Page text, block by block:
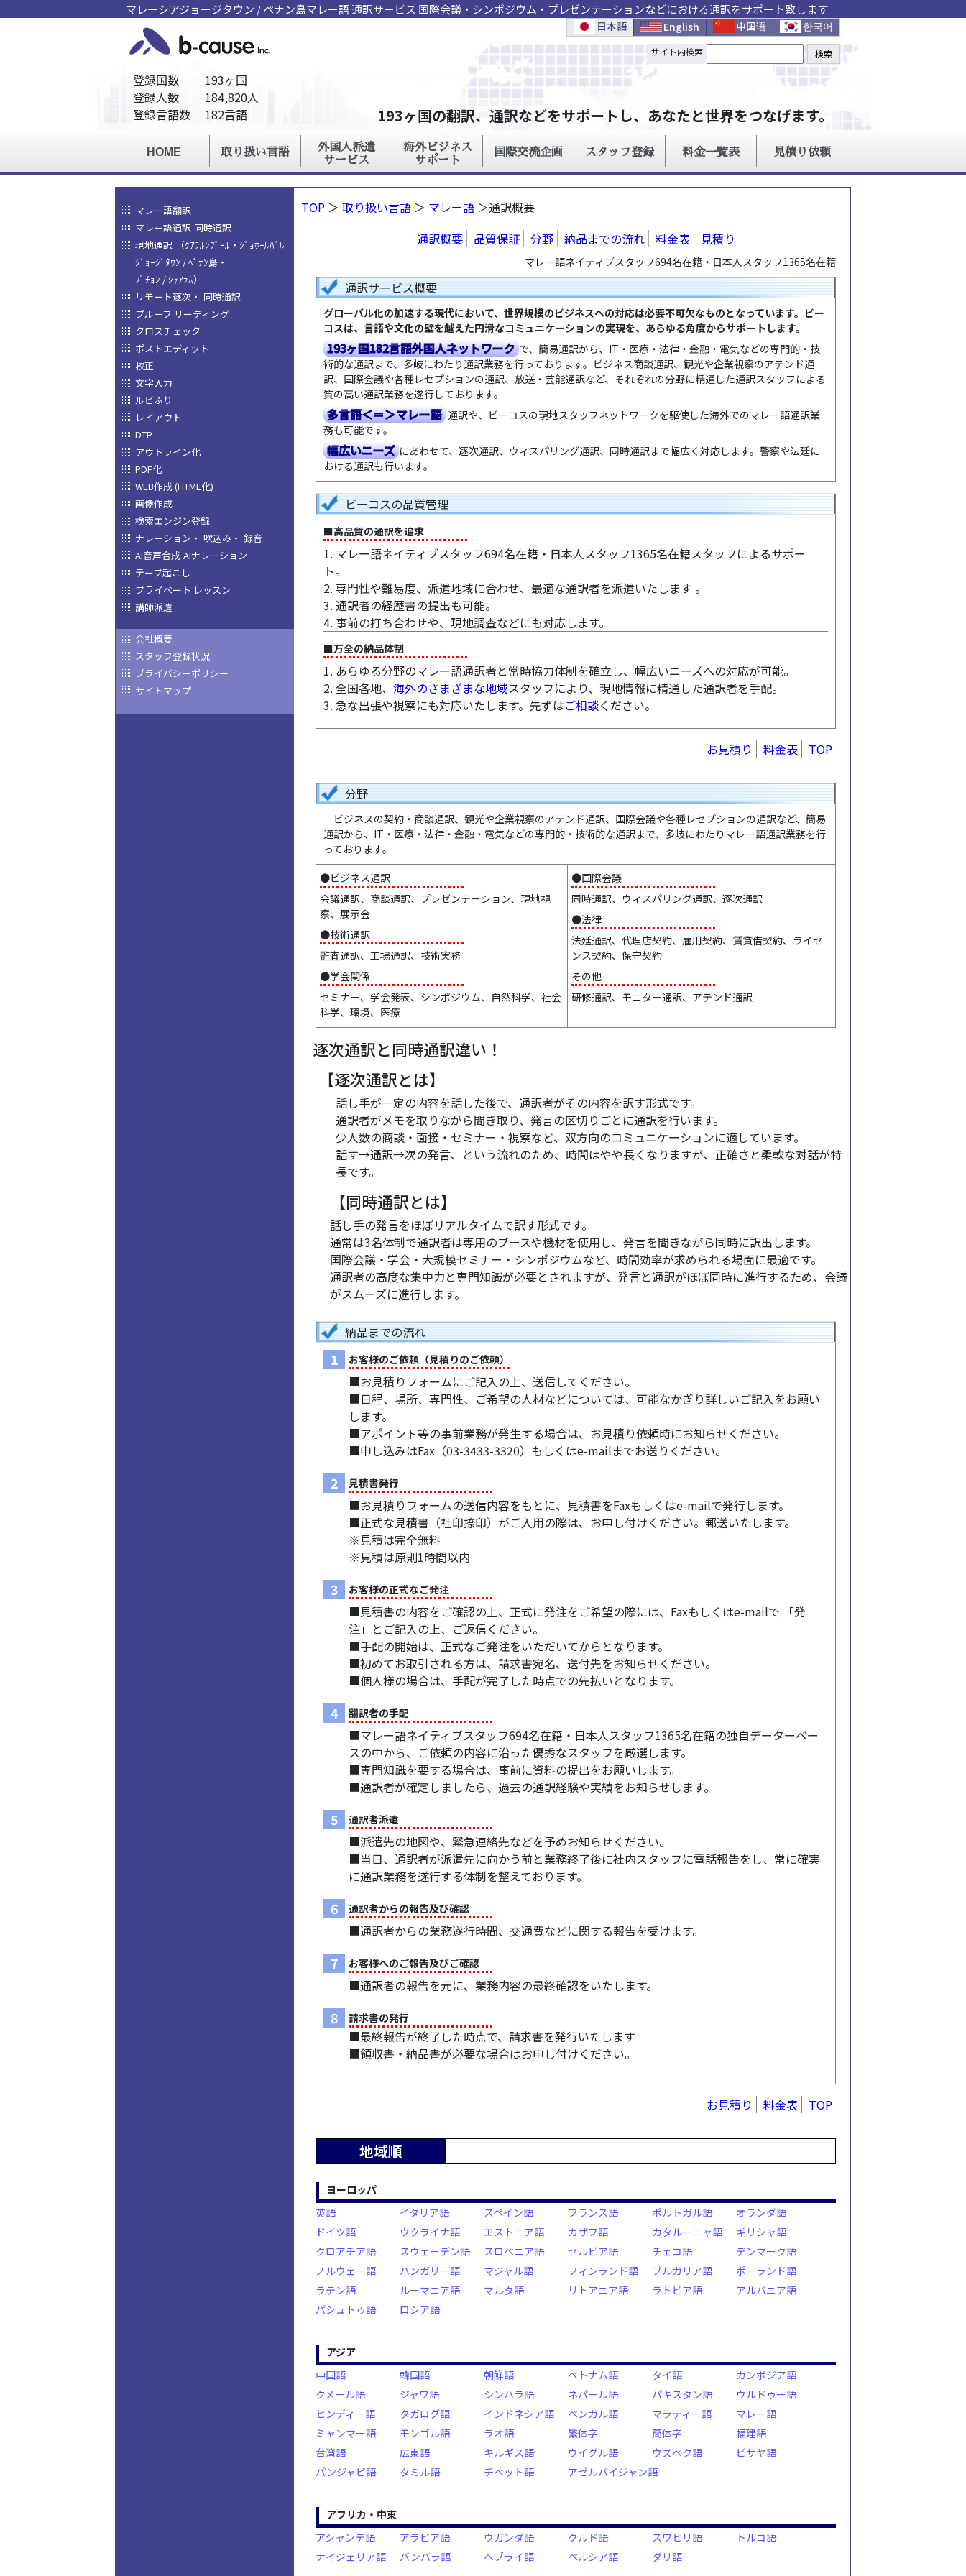
マレーシアジョージタウン / ペナン島マレー語 通訳サービス 国際会議・シンポジウム・プレゼンテーションなどにおける通訳をサポート致します
TOP ＞ 取り扱い言語 ＞ マレー語 ＞通訳概要
通訳概要
品質保証 分野 納品までの流れ 料金表 見積り
マレー語ネイティブスタッフ694名在籍・日本人スタッフ1365名在籍
通訳サービス概要
グローバル化の加速する現代において、世界規模のビジネスへの対応は必要不可欠なものとなっています。ビー
コスは、言語や文化の壁を越えた円滑なコミュニケーションの実現を、あらゆる角度からサポートします。
193ヶ国182言語外国人ネットワーク で、簡易通訳から、IT・医療・法律・金融・電気などの専門的・技
術的な通訳まで、多岐にわたり通訳業務を行っております。ビジネス商談通訳、観光や企業視察のアテンド通
訳、国際会議や各種レセプションの通訳、放送・芸能通訳など、それぞれの分野に精通した通訳スタッフによる
質の高い通訳業務を遂行しております。
多言語＜＝＞マレー語 通訳や、ビーコスの現地スタッフネットワークを駆使した海外でのマレー語通訳業
務も可能です。
幅広いニーズ にあわせて、逐次通訳、ウィスパリング通訳、同時通訳まで幅広く対応します。警察や法廷に
おける通訳も行います。
ビーコスの品質管理
■高品質の通訳を追求
1. マレー語ネイティブスタッフ694名在籍・日本人スタッフ1365名在籍スタッフによるサポー
ト。
2. 専門性や難易度、派遣地域に合わせ、最適な通訳者を派遣いたします 。
3. 通訳者の経歴書の提出も可能。
4. 事前の打ち合わせや、現地調査などにも対応します。
■万全の納品体制
1. あらゆる分野のマレー語通訳者と常時協力体制を確立し、幅広いニーズへの対応が可能。
2. 全国各地、 海外のさまざまな地域スタッフにより、現地情報に精通した通訳者を手配。
3. 急な出張や視察にも対応いたします。先ずはご相談ください。
お見積り 料金表 TOP
分野
ビジネスの契約・商談通訳、観光や企業視察のアテンド通訳、国際会議や各種レセプションの通訳など、簡易
通訳から、IT・医療・法律・金融・電気などの専門的・技術的な通訳まで、多岐にわたりマレー語通訳業務を行
っております。
●ビジネス通訳
会議通訳、商談通訳、プレゼンテーション、現地視
察、展示会
●技術通訳
監査通訳、工場通訳、技術実務
●学会関係
セミナー、学会発表、シンポジウム、自然科学、社会
科学、環境、医療
●国際会議
同時通訳、ウィスパリング通訳、逐次通訳
●法律
法廷通訳、代理店契約、雇用契約、賃貸借契約、ライセ
ンス契約、保守契約
その他
研修通訳、モニター通訳、アテンド通訳
逐次通訳と同時通訳違い！
【逐次通訳とは】
話し手が一定の内容を話した後で、通訳者がその内容を訳す形式です。
通訳者がメモを取りながら聞き取り、発言の区切りごとに通訳を行います。
少人数の商談・面接・セミナー・視察など、双方向のコミュニケーションに適しています。
話す→通訳→次の発言、という流れのため、時間はやや長くなりますが、正確さと柔軟な対話が特
長です。
【同時通訳とは】
話し手の発言をほぼリアルタイムで訳す形式です。
通常は3名体制で通訳者は専用のブースや機材を使用し、発言を聞きながら同時に訳出します。
国際会議・学会・大規模セミナー・シンポジウムなど、時間効率が求められる場面に最適です。
通訳者の高度な集中力と専門知識が必要とされますが、発言と通訳がほぼ同時に進行するため、会議
がスムーズに進行します。
納品までの流れ
1 お客様のご依頼（見積りのご依頼）
■お見積りフォームにご記入の上、送信してください。
■日程、場所、専門性、ご希望の人材などについては、可能なかぎり詳しいご記入をお願い
します。
■アポイント等の事前業務が発生する場合は、お見積り依頼時にお知らせください。
■申し込みはFax（03-3433-3320）もしくはe-mailまでお送りください。
2 見積書発行
■お見積りフォームの送信内容をもとに、見積書をFaxもしくはe-mailで発行します。
■正式な見積書（社印捺印）がご入用の際は、お申し付けください。郵送いたします。
※見積は完全無料
※見積は原則1時間以内
3 お客様の正式なご発注
■見積書の内容をご確認の上、正式に発注をご希望の際には、Faxもしくはe-mailで 「発
注」とご記入の上、ご返信ください。
■手配の開始は、正式なご発注をいただいてからとなります。
■初めてお取引される方は、請求書宛名、送付先をお知らせください。
■個人様の場合は、手配が完了した時点での先払いとなります。
4 翻訳者の手配
■マレー語ネイティブスタッフ694名在籍・日本人スタッフ1365名在籍の独自データーベー
スの中から、ご依頼の内容に沿った優秀なスタッフを厳選します。
■専門知識を要する場合は、事前に資料の提出をお願いします。
■通訳者が確定しましたら、過去の通訳経験や実績をお知らせします。
5 通訳者派遣
■派遣先の地図や、緊急連絡先などを予めお知らせください。
■当日、通訳者が派遣先に向かう前と業務終了後に社内スタッフに電話報告をし、常に確実
に通訳業務を遂行する体制を整えております。
6 通訳者からの報告及び確認
■通訳者からの業務遂行時間、交通費などに関する報告を受けます。
7 お客様へのご報告及びご確認
■通訳者の報告を元に、業務内容の最終確認をいたします。
8 請求書の発行
■最終報告が終了した時点で、請求書を発行いたします
■領収書・納品書が必要な場合はお申し付けください。
お見積り 料金表 TOP
地域順
ヨーロッパ
英語
イタリア語 スペイン語 フランス語 ポルトガル語
オランダ語
ドイツ語
ウクライナ語 エストニア語 カザフ語 カタルーニャ語
ギリシャ語
クロアチア語
スウェーデン語 スロベニア語 セルビア語 チェコ語
デンマーク語
ノルウェー語
ハンガリー語 マジャル語 フィンランド語 ブルガリア語
ポーランド語
ラテン語
ルーマニア語 マルタ語 リトアニア語 ラトビア語
アルバニア語
パシュトゥ語
ロシア語
アジア
中国語
韓国語 朝鮮語 ベトナム語 タイ語
カンボジア語
クメール語
ジャワ語 シンハラ語 ネパール語 パキスタン語
ウルドゥー語
ヒンディー語
タガログ語 インドネシア語 ベンガル語 マラティー語
マレー語
ミャンマー語
モンゴル語 ラオ語 繁体字 簡体字
福建語
台湾語
広東語 キルギス語 ウイグル語 ウズベク語
ビサヤ語
パンジャビ語
タミル語 チベット語 アゼルバイジャン語
アフリカ・中東
アシャンテ語
アラビア語 ウガンダ語 クルド語 スワヒリ語
トルコ語
ナイジェリア語
バンバラ語 ヘブライ語 ペルシア語 ダリ語